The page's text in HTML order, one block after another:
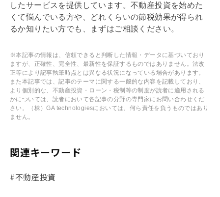
したサービスを提供しています。不動産投資を始めた
くて悩んでいる方や、どれくらいの節税効果が得られ
るか知りたい方でも、まずはご相談ください。
※本記事の情報は、信頼できると判断した情報・データに基づいており
ますが、正確性、完全性、最新性を保証するものではありません。法改
正等により記事執筆時点とは異なる状況になっている場合があります。
また本記事では、記事のテーマに関する一般的な内容を記載しており、
より個別的な、不動産投資・ローン・税制等の制度が読者に適用される
かについては、読者において各記事の分野の専門家にお問い合わせくだ
さい。（株）GA technologiesにおいては、何ら責任を負うものではあり
ません。
関連キーワード
#不動産投資